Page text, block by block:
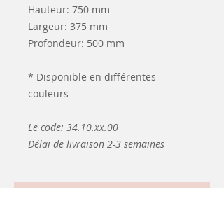
Hauteur: 750 mm
Largeur: 375 mm
Profondeur: 500 mm
* Disponible en différentes
couleurs
Le code: 34.10.xx.00
Délai de livraison 2-3 semaines